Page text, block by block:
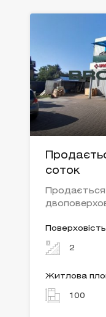
соток
Поверховість
2
Житлова
100